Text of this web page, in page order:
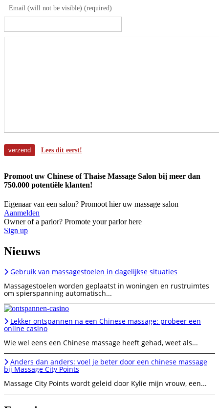
Email (will not be visible) (required)
Lees dit eerst!
Promoot uw Chinese of Thaise Massage Salon bij meer dan
750.000 potentiële klanten!
Eigenaar van een salon? Promoot hier uw massage salon
Aanmelden
Owner of a parlor? Promote your parlor here
Sign up
Nieuws
Gebruik van massagestoelen in dagelijkse situaties
Massagestoelen worden geplaatst in woningen en rustruimtes
om spierspanning automatisch...
Lekker ontspannen na een Chinese massage: probeer een
online casino
Wie wel eens een Chinese massage heeft gehad, weet als...
Anders dan anders: voel je beter door een chinese massage
bij Massage City Points
Massage City Points wordt geleid door Kylie mijn vrouw, een...